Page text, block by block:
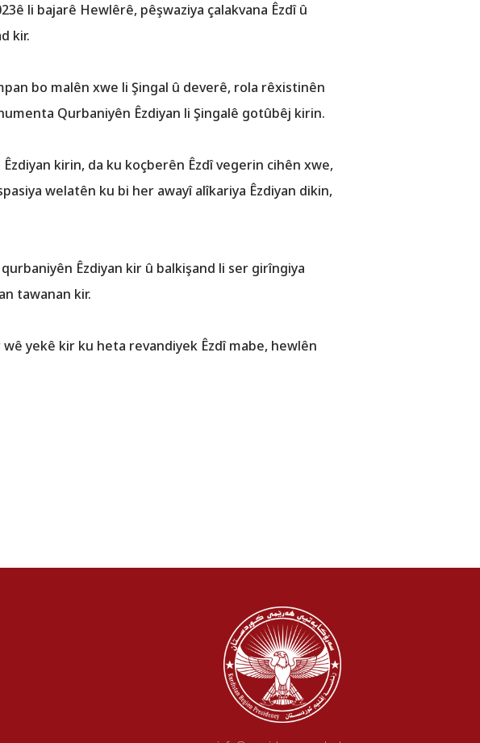
li bajarê Hewlêrê, pêşwaziya çalakvana Êzdî û
kir.
bo malên xwe li Şingal û deverê, rola rêxistinên
Qurbaniyên Êzdiyan li Şingalê gotûbêj kirin.
kirin, da ku koçberên Êzdî vegerin cihên xwe,
welatên ku bi her awayî alîkariya Êzdiyan dikin,
Êzdiyan kir û balkişand li ser girîngiya
tawanan kir.
yekê kir ku heta revandiyek Êzdî mabe, hewlên